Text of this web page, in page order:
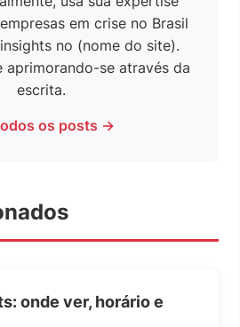
em crise no Brasil
no (nome do site).
aprimorando-se através da
escrita.
os posts →
onde ver, horário e